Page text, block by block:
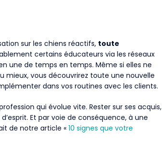
sur les chiens réactifs, toute
certains éducateurs via les réseaux
une de temps en temps. Même si elles ne
mieux, vous découvrirez toute une nouvelle
dans vos routines avec les clients.
qui évolue vite. Rester sur ses acquis,
Et par voie de conséquence, à une
de notre article « 10 signes que votre